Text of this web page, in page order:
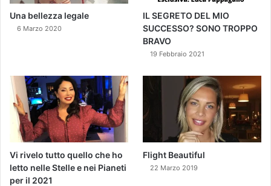
Una bellezza legale
6 Marzo 2020
IL SEGRETO DEL MIO
SUCCESSO? SONO TROPPO
BRAVO
19 Febbraio 2021
Vi rivelo tutto quello che ho
letto nelle Stelle e nei Pianeti
per il 2021
Flight Beautiful
22 Marzo 2019